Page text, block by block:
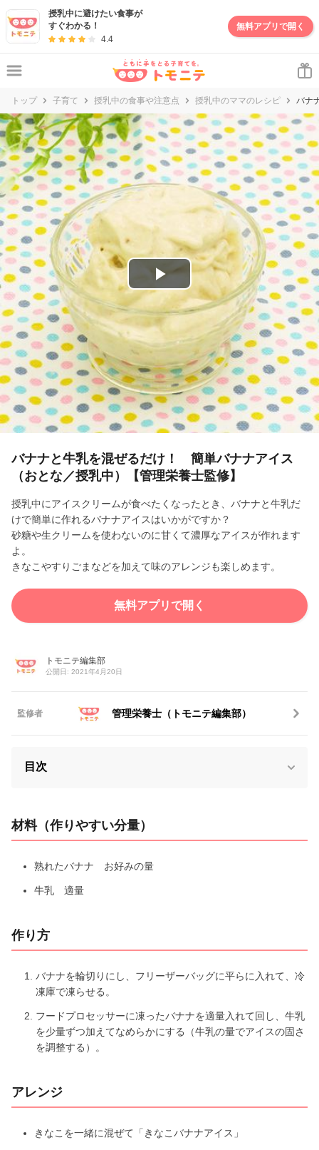
授乳中に避けたい食事が
すぐわかる！
4.4
無料アプリで開く
トップ 子育て 授乳中の食事や注意点 授乳中のママのレシピ バナ
P
l
a
y
V
i
d
e
o
バナナと牛乳を混ぜるだけ！ 簡単バナナアイス
（おとな／授乳中）【管理栄養士監修】
授乳中にアイスクリームが食べたくなったとき、バナナと牛乳だ
けで簡単に作れるバナナアイスはいかがですか？
砂糖や生クリームを使わないのに甘くて濃厚なアイスが作れます
よ。
きなこやすりごまなどを加えて味のアレンジも楽しめます。
無料アプリで開く
トモニテ編集部
公開日: 2021年4月20日
監修者 管理栄養士（トモニテ編集部）
目次
材料（作りやすい分量）
熟れたバナナ お好みの量
牛乳 適量
作り方
バナナを輪切りにし、フリーザーバッグに平らに入れて、冷
凍庫で凍らせる。
フードプロセッサーに凍ったバナナを適量入れて回し、牛乳
を少量ずつ加えてなめらかにする（牛乳の量でアイスの固さ
を調整する）。
アレンジ
きなこを一緒に混ぜて「きなこバナナアイス」
妊娠・出産・子育て情報サイト | トモニテ